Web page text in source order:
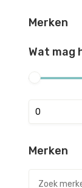
Merken
Wat mag
Merken